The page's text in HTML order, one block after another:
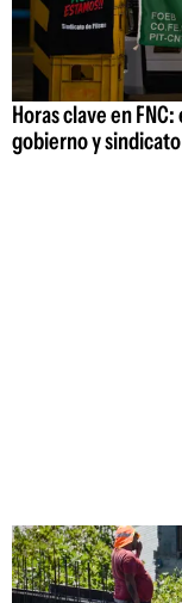
Horas clave en
gobierno y